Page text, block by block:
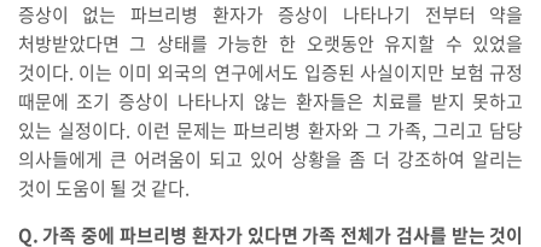
증상이 없는 파브리병 환자가 증상이 나타나기 전부터 약을
처방받았다면 그 상태를 가능한 한 오랫동안 유지할 수 있었을
것이다. 이는 이미 외국의 연구에서도 입증된 사실이지만 보험 규정
때문에 조기 증상이 나타나지 않는 환자들은 치료를 받지 못하고
있는 실정이다. 이런 문제는 파브리병 환자와 그 가족, 그리고 담당
의사들에게 큰 어려움이 되고 있어 상황을 좀 더 강조하여 알리는
것이 도움이 될 것 같다.
Q. 가족 중에 파브리병 환자가 있다면 가족 전체가 검사를 받는 것이